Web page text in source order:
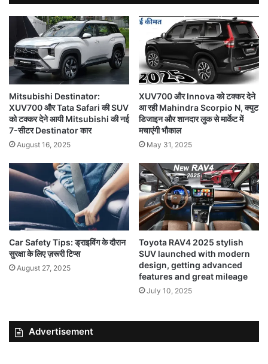
Mitsubishi Destinator:
XUV700 और Tata Safari की SUV
को टक्कर देने आयी Mitsubishi की नई
7-सीटर Destinator कार
August 16, 2025
XUV700 और Innova को टक्कर देने
आ रही Mahindra Scorpio N, क्युट
डिजाइन और शानदार लुक से मार्केट में
मचाएंगी भौकाल
May 31, 2025
Car Safety Tips: ड्राइविंग के दौरान
सुरक्षा के लिए ज़रूरी टिप्स
August 27, 2025
Toyota RAV4 2025 stylish
SUV launched with modern
design, getting advanced
features and great mileage
July 10, 2025
Advertisement